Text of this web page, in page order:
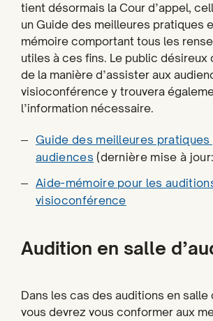
tient désormais la Cour d’appel,
un Guide des meilleures pratiques
mémoire comportant tous les
utiles à ces fins. Le public désireux
de la manière d’assister aux
visioconférence y trouvera
l’information nécessaire.
Guide des meilleures pratiques
audiences (dernière mise à
Aide-mémoire pour les
visioconférence
Audition en salle
Dans les cas des auditions en salle
vous devrez vous conformer aux